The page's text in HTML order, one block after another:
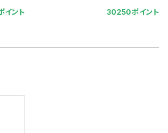
ント
30250ポイント